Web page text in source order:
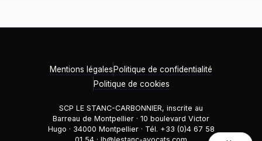
Mentions légalesPolitique de confidentialité
Politique de cookies